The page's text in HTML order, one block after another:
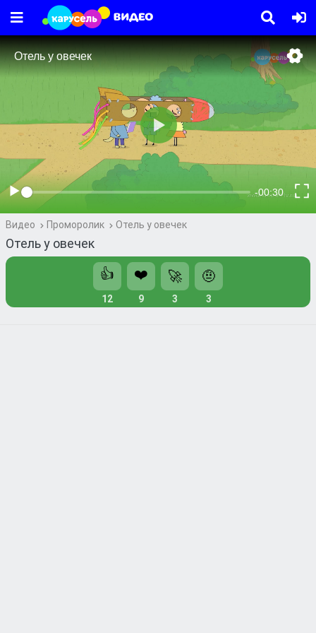
Видео Проморолик Отель у овечек
Отель у овечек
👍
12
❤️
9
🚀
3
🤨
3